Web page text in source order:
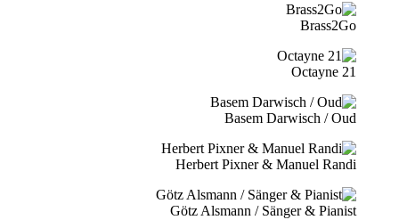
Brass2Go
21 Octayne
Basem Darwisch / Oud
Herbert Pixner & Manuel Randi
Götz Alsmann / Sänger & Pianist